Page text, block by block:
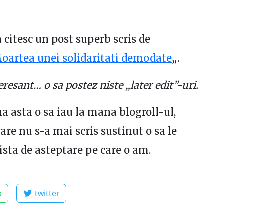
un post superb scris de
unei solidaritati demodate„.
o sa postez niste „later edit”-uri.
asta o sa iau la mana blogroll-ul,
nu s-a mai scris sustinut o sa le
de asteptare pe care o am.
twitter